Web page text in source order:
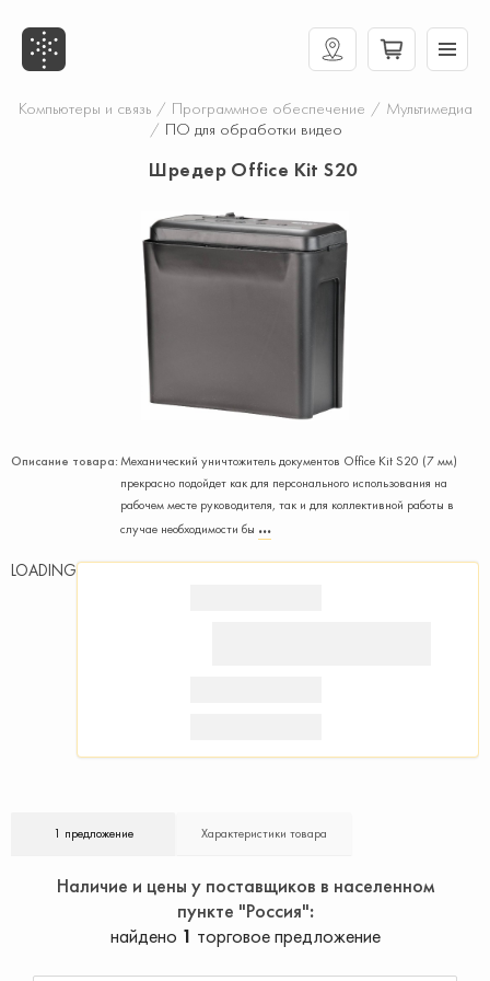
Компьютеры и связь / Программное обеспечение / Мультимедиа
/ ПО для обработки видео
Шредер Office Kit S20
Описание товара:Механический уничтожитель документов Office Kit S20 (7 мм)
прекрасно подойдет как для персонального использования на
рабочем месте руководителя, так и для коллективной работы в
случае необходимости бы
LOADING
1 предложение Характеристики товара
Наличие и цены у поставщиков в населенном
пункте "Россия"
найдено 1 торговое предложение